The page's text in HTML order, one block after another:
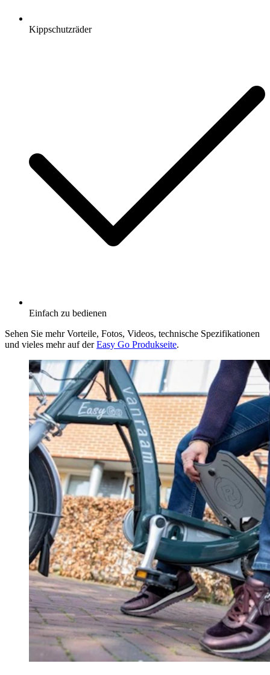
Kippschutzräder
Einfach zu bedienen
Sehen Sie mehr Vorteile, Fotos, Videos, technische Spezifikationen
und vieles mehr auf derEasy Go Produkseite.